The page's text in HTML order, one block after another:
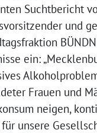
Suchtbericht
und
ein:
Frauen und
neigen,
unsere